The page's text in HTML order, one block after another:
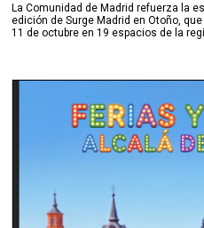
La Comunidad de Madrid refuerza la
edición de Surge Madrid en Otoño,
11 de octubre en 19 espacios de la